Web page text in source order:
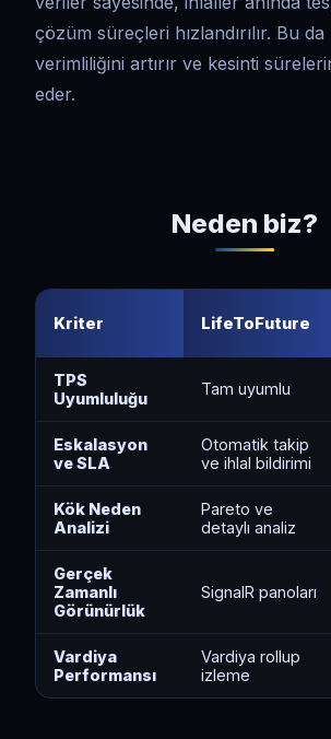
çözüm süreçleri hızlandırılır. Bu
verimliliğini artırır ve kesinti
eder.
Neden biz?
Kriter LifeToFuture
TPS
Uyumluluğu
Tam uyumlu
Eskalasyon
ve SLA
Otomatik takip
ve ihlal bildirimi
Kök Neden
Analizi
Pareto ve
detaylı analiz
Gerçek
Zamanlı
Görünürlük
SignalR panoları
Vardiya
Performansı
Vardiya rollup
izleme